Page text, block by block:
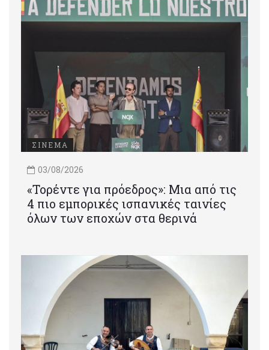
ΣΙΝΕΜΑ
03/08/2026
«Τορέντε για πρόεδρος»: Mια από τις
4 πιο εμπορικές ισπανικές ταινίες
όλων των εποχών στα θερινά